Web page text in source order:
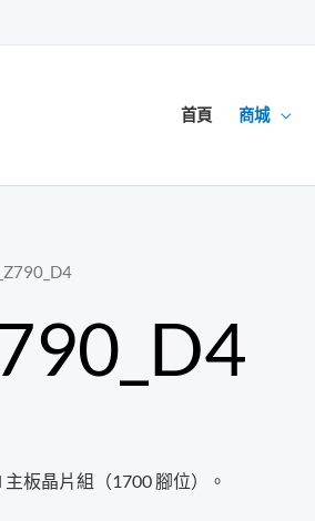
首頁 商城
板晶片組（1700 腳位）。